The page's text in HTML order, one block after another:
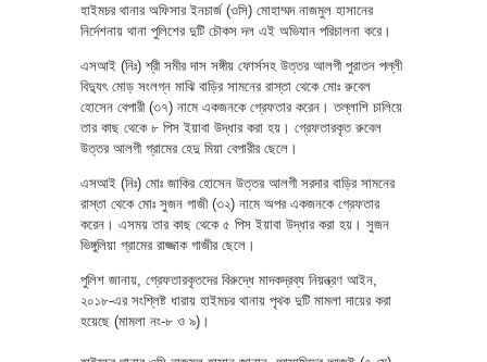
হাইমচর থানার অফিসার ইনচার্জ (ওসি) মোহাম্মদ নাজমুল হাসানের
নির্দেশনায় থানা পুলিশের দুটি চৌকস দল এই অভিযান পরিচালনা করে।
এসআই (নিঃ) শ্রী সমীর দাস সঙ্গীয় ফোর্সসহ উত্তর আলগী পুরাতন পল্লী
বিদ্যুৎ মোড় সংলগ্ন মাঝি বাড়ির সামনের রাস্তা থেকে মোঃ রুবেল
হোসেন বেপারী (৩৭) নামে একজনকে গ্রেফতার করেন। তল্লাশি চালিয়ে
তার কাছ থেকে ৮ পিস ইয়াবা উদ্ধার করা হয়। গ্রেফতারকৃত রুবেল
উত্তর আলগী গ্রামের হেদু মিয়া বেপারীর ছেলে।
এসআই (নিঃ) মোঃ জাকির হোসেন উত্তর আলগী সরদার বাড়ির সামনের
রাস্তা থেকে মোঃ সুজন গাজী (৩২) নামে অপর একজনকে গ্রেফতার
করেন। এসময় তার কাছ থেকে ৫ পিস ইয়াবা উদ্ধার করা হয়। সুজন
ভিঙ্গুলিয়া গ্রামের রাজ্জাক গাজীর ছেলে।
পুলিশ জানায়, গ্রেফতারকৃতদের বিরুদ্ধে মাদকদ্রব্য নিয়ন্ত্রণ আইন,
২০১৮-এর সংশ্লিষ্ট ধারায় হাইমচর থানায় পৃথক দুটি মামলা দায়ের করা
হয়েছে (মামলা নং-৮ ও ৯)।